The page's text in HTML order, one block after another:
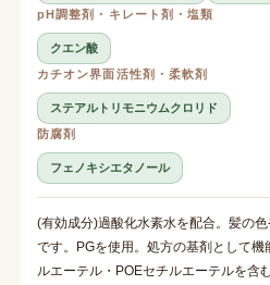
pH調整剤・キレート剤・塩類
クエン酸
カチオン界面活性剤・柔軟剤
ステアルトリモニウムクロリド
防腐剤
フェノキシエタノール
(有効成分)過酸化水素水を配合。髪の
です。PGを使用。処方の基剤として
ルエーテル・POEセチルエーテルを含